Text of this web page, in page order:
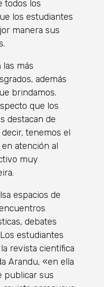
todos los
los estudiantes
manera sus
las más
además
brindamos.
que los
destacan de
tenemos el
atención al
muy
espacios de
debates
estudiantes
revista científica
Arandu, «en ella
publicar sus